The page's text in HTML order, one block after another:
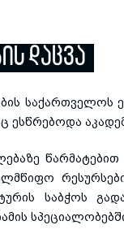
ᲓᲐᲪᲕᲐ
საქართველოს
ესწრებოდა
საბჭოს